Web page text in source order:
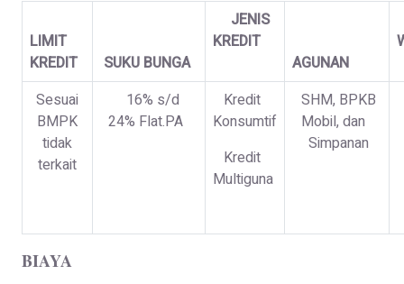
LIMIT
KREDIT
SUKU BUNGA
JENIS
KREDIT
AGUNAN
Sesuai
BMPK
tidak
terkait
16% s/d
24% Flat.PA
Kredit
Konsumtif
Kredit
Multiguna
SHM, BPKB
Mobil, dan
Simpanan
BIAYA